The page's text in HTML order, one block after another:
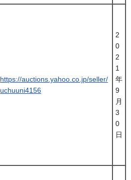
https://auctions.yahoo.co.jp/seller/
uchuuni4156
2
0
2
1
年
9
月
3
0
日